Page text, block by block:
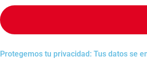
Protegemos tu privacidad: Tus datos se